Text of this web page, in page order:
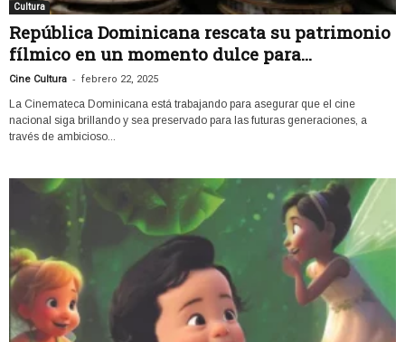
Cultura
República Dominicana rescata su patrimonio
fílmico en un momento dulce para...
Cine Cultura - febrero 22, 2025
La Cinemateca Dominicana está trabajando para asegurar que el cine
nacional siga brillando y sea preservado para las futuras generaciones, a
través de ambicioso...